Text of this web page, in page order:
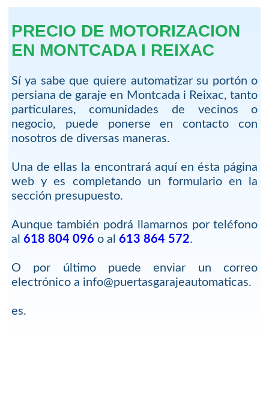
PRECIO DE MOTORIZACION
EN MONTCADA I REIXAC
Sí ya sabe que quiere automatizar su portón o
persiana de garaje en Montcada i Reixac, tanto
particulares, comunidades de vecinos o
negocio, puede ponerse en contacto con
nosotros de diversas maneras.
Una de ellas la encontrará aquí en ésta página
web y es completando un formulario en la
sección presupuesto.
Aunque también podrá llamarnos por teléfono
al 618 804 096 o al 613 864 572.
O por último puede enviar un correo
electrónico a info@puertasgarajeautomaticas.
es.